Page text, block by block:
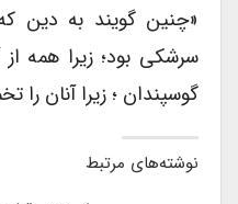
«چنین گویند به دین
سرشکی بود؛ زیرا همه
گوسپندان ؛ زیرا آنان را
نوشته‌های مرتبط